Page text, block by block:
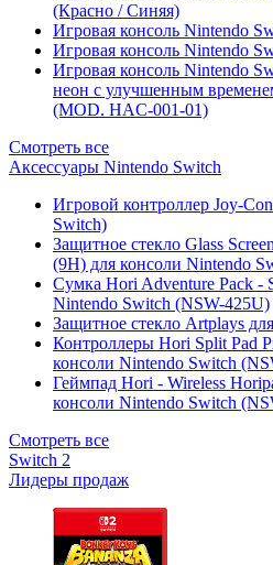
(Красно / Синяя)
Игровая консоль Nintendo
Игровая консоль Nintendo
Игровая консоль Nintendo
неон с улучшенным
(MOD. HAC-001-01)
Смотреть все
Аксессуары Nintendo Switch
Игровой контроллер Joy-
Switch)
Защитное стекло Glass
(9H) для консоли Nintendo
Сумка Hori Adventure Pack -
Nintendo Switch (NSW-425U)
Защитное стекло Artplays
Контроллеры Hori Split Pad
консоли Nintendo Switch
Геймпад Hori - Wireless
консоли Nintendo Switch
Смотреть все
Switch 2
Лидеры продаж